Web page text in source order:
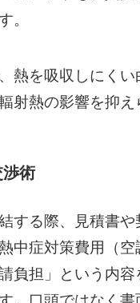
。
熱を吸収しにくい
射熱の影響を抑え
術
する際、見積書や
中症対策費用（空
負担」という内容